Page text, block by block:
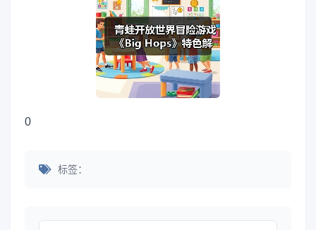
0
标签：